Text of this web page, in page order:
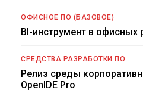
ОФИСНОЕ ПО (БАЗОВОЕ)
BI-инструмент в офисных
СРЕДСТВА РАЗРАБОТКИ ПО
Релиз среды
OpenIDE Pro